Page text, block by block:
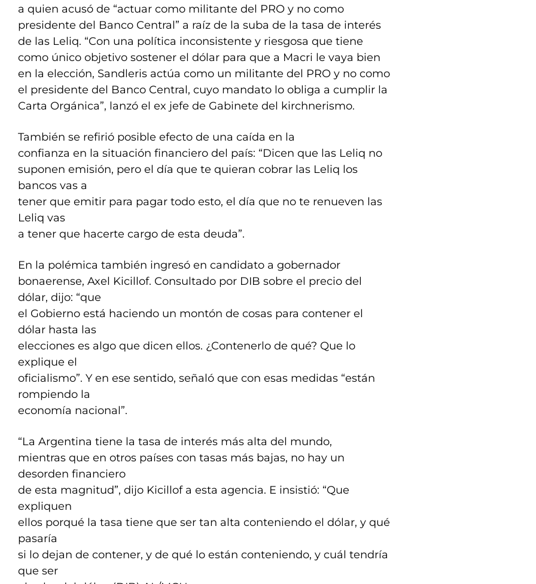
a quien acusó de “actuar como militante del PRO y no como
presidente del Banco Central” a raíz de la suba de la tasa de interés
de las Leliq. “Con una política inconsistente y riesgosa que tiene
como único objetivo sostener el dólar para que a Macri le vaya bien
en la elección, Sandleris actúa como un militante del PRO y no como
el presidente del Banco Central, cuyo mandato lo obliga a cumplir la
Carta Orgánica”, lanzó el ex jefe de Gabinete del kirchnerismo.
También se refirió posible efecto de una caída en la
confianza en la situación financiero del país: “Dicen que las Leliq no
suponen emisión, pero el día que te quieran cobrar las Leliq los
bancos vas a
tener que emitir para pagar todo esto, el día que no te renueven las
Leliq vas
a tener que hacerte cargo de esta deuda”.
En la polémica también ingresó en candidato a gobernador
bonaerense, Axel Kicillof. Consultado por DIB sobre el precio del
dólar, dijo: “que
el Gobierno está haciendo un montón de cosas para contener el
dólar hasta las
elecciones es algo que dicen ellos. ¿Contenerlo de qué? Que lo
explique el
oficialismo”. Y en ese sentido, señaló que con esas medidas “están
rompiendo la
economía nacional”.
“La Argentina tiene la tasa de interés más alta del mundo,
mientras que en otros países con tasas más bajas, no hay un
desorden financiero
de esta magnitud”, dijo Kicillof a esta agencia. E insistió: “Que
expliquen
ellos porqué la tasa tiene que ser tan alta conteniendo el dólar, y qué
pasaría
si lo dejan de contener, y de qué lo están conteniendo, y cuál tendría
que ser